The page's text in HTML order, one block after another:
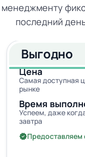
менеджменту
последний
Выгодно
Цена
Самая доступная
рынке
Время
Успеем, даже
завтра
Предоставляем